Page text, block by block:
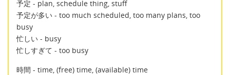
予定 - plan, schedule thing, stuff
予定が多い - too much scheduled, too many plans, too
busy
忙しい - busy
忙しすぎて - too busy
時間 - time, (free) time, (available) time